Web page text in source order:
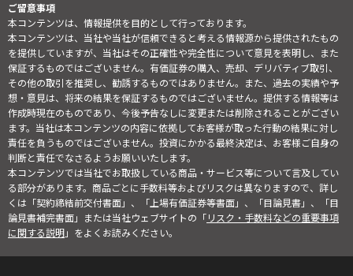
ご留意事項
本コンテンツは、情報提供を目的として行っております。
本コンテンツは、当社や当社が信頼できると考える情報源から提供されたもの
を提供していますが、当社はその正確性や完全性について意見を表明し、また
保証するものではございません。有価証券の購入、売却、デリバティブ取引、
その他の取引を推奨し、勧誘するものではありません。また、過去の実績や予
想・意見は、将来の結果を保証するものではございません。提供する情報等は
作成時現在のものであり、今後予告なしに変更または削除されることがござい
ます。当社は本コンテンツの内容に依拠してお客様が取った行動の結果に対し
責任を負うものではございません。投資にかかる最終決定は、お客様ご自身の
判断と責任でなさるようお願いいたします。
本コンテンツでは当社でお取扱している商品・サービス等について言及してい
る部分があります。商品ごとに手数料等およびリスクは異なりますので、詳し
くは「契約締結前交付書面」、「上場有価証券等書面」、「目論見書」、「目
論見書補完書面」または当社ウェブサイトの「リスク・手数料などの重要事項
に関する説明」をよくお読みください。